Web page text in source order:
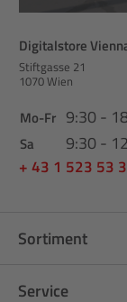
Digitalstore
Stiftgasse 21
1070 Wien
Mo-Fr 9:30 -
Sa 9:30 -
+ 43 1 523 53
Sortiment
Service